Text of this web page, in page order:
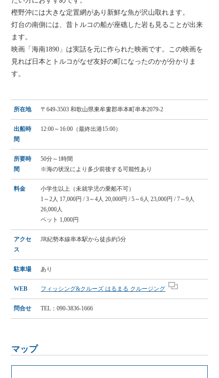
樫野沖には大きな定置網があり新鮮な魚が沢山取れます。
灯台の南側には、昔トルコの船が座礁した岩も見ることが出来
ます。
映画「海南1890」は実話を元に作られた映画です。この映画を
見れば日本とトルコがなぜ友好の町になったのかが分かりま
す。
所在地 〒649-3503 和歌山県東牟婁郡串本町串本2079-2
出船時
間
12:00～16:00（最終出港15:00）
所要時
間
50分～1時間
※海の状況により多少前後する可能性あり
料金
小学生以上（未就学児の乗船不可）
1～2人 17,000円 / 3～4人 20,000円 / 5～6人 23,000円 / 7～9人
26,000人
ペット 1,000円
アクセ
ス
JR紀勢本線串本駅から徒歩約5分
駐車場 あり
WEB フィッシング&クルーズ はるまる クルージング
問合せ TEL：090-3836-1666
マップ